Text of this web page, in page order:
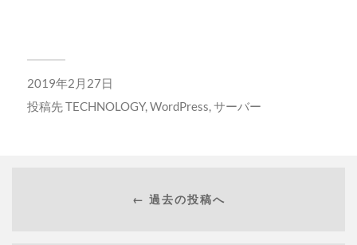
2019年2月27日
投稿先TECHNOLOGY,WordPress,サーバー
← 過去の投稿へ